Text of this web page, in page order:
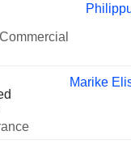
Marike